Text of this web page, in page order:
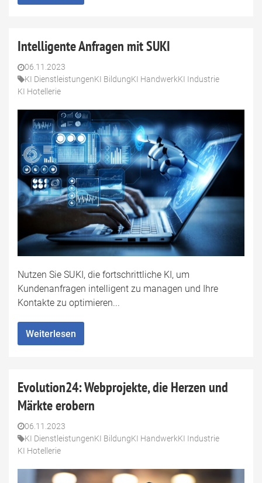
Intelligente Anfragen mit SUKI
06.11.2023
KI DienstleistungenKI BildungKI HandwerkKI Industrie
KI Hotellerie
Nutzen Sie SUKI, die fortschrittliche KI, um
Kundenanfragen intelligent zu managen und Ihre
Kontakte zu optimieren...
Weiterlesen
Evolution24: Webprojekte, die Herzen und
Märkte erobern
06.11.2023
KI DienstleistungenKI BildungKI HandwerkKI Industrie
KI Hotellerie